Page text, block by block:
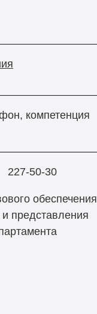
компетенция
227-50-30
обеспечения
представления